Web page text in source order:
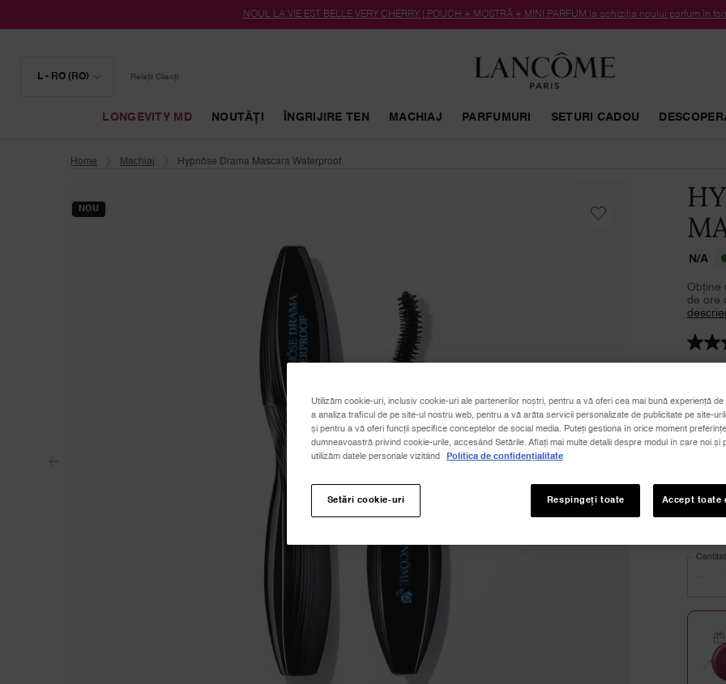
NOUL LA VIE EST BELLE VERY CHERRY | POUCH + MOSTRĂ + MINI PARFUM la achiziția noului parfum în
L - RO (RO) Relații Clienți
LONGEVITY MD NOUTĂȚI ÎNGRIJIRE TEN MACHIAJ PARFUMURI SETURI CADOU
Home
Machiaj Hypnôse Drama Mascara Waterproof
N/A
Obține
de ore
NOU
Utilizăm cookie-uri, inclusiv cookie-uri ale partenerilor noștri, pentru a vă oferi cea mai bună experiență de
a analiza traficul de pe site-ul nostru web, pentru a vă arăta servicii personalizate de publicitate pe site-
și pentru a vă oferi funcții specifice conceptelor de social media. Puteți gestiona în orice moment
dumneavoastră privind cookie-urile, accesând Setările. Aflați mai multe detalii despre modul în care noi și
utilizăm datele personale vizitând
Politica de confidențialitate
Setări cookie-uri Respingeți toate Accept toate